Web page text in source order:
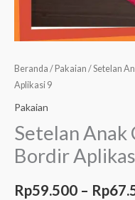
Beranda / Pakaian / Setelan
Aplikasi 9
Pakaian
Setelan Anak
Bordir
Rp59.500 – Rp